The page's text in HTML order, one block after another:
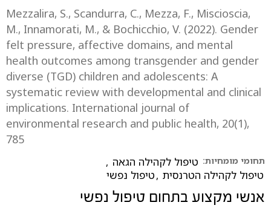
Mezzalira, S., Scandurra, C., Mezza, F., Miscioscia,
M., Innamorati, M., & Bochicchio, V. (2022). Gender
felt pressure, affective domains, and mental
health outcomes among transgender and gender
diverse (TGD) children and adolescents: A
systematic review with developmental and clinical
implications. International journal of
environmental research and public health, 20(1),
785
תחומי מומחיות: טיפול לקהילה הגאה ,
טיפול לקהילה הטרנסית ,טיפול נפשי
אנשי מקצוע בתחום טיפול נפשי